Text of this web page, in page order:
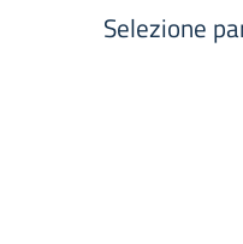
Selezione